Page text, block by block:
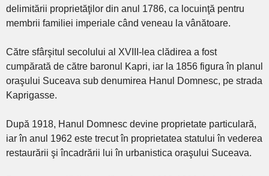
delimitării proprietăţilor din anul 1786, ca locuinţă pentru
membrii familiei imperiale când veneau la vânătoare.
Către sfârşitul secolului al XVIII-lea clădirea a fost
cumpărată de către baronul Kapri, iar la 1856 figura în planul
oraşului Suceava sub denumirea Hanul Domnesc, pe strada
Kaprigasse.
După 1918, Hanul Domnesc devine proprietate particulară,
iar în anul 1962 este trecut în proprietatea statului în vederea
restaurării şi încadrării lui în urbanistica oraşului Suceava.